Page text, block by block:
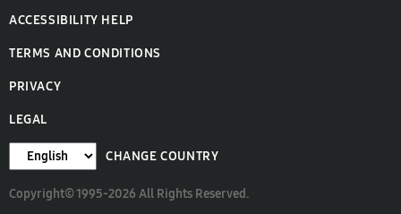
ACCESSIBILITY HELP
TERMS AND CONDITIONS
PRIVACY
LEGAL
CHANGE COUNTRY
Copyright© 1995-2026 All Rights Reserved.